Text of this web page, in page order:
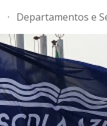
Departamentos e